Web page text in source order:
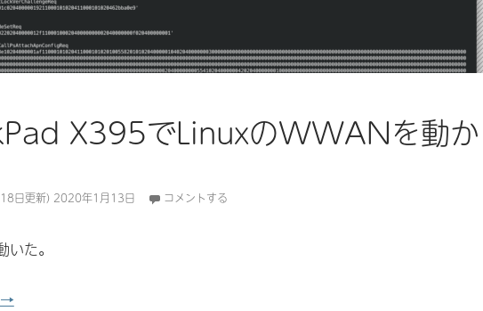
X395でLinuxのWWANを動か
日更新) 2020年1月13日 コメントする
いた。
ThinkPad X395でLinuxのWWANを動かす(1)
→